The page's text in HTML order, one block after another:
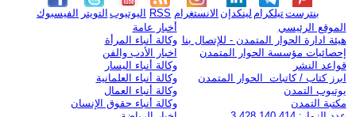
الفيسبوك التويتر اليوتيوب RSS الانستغرام لينكدإن تيلكرامبنترست
الموقع الرئيسي
هيئة ادارة الحوار المتمدن - للإتصال بنا
إحصائيات مؤسسة الحوار المتمدن
قواعد النشر
ابرز كتاب / كاتبات الحوار المتمدن
يوتيوب التمدن
مكتبة التمدن
أخبار عامة
وكالة أنباء المرأة
اخبار الأدب والفن
وكالة أنباء اليسار
وكالة أنباء العلمانية
وكالة أنباء العمال
وكالة أنباء حقوق الإنسان